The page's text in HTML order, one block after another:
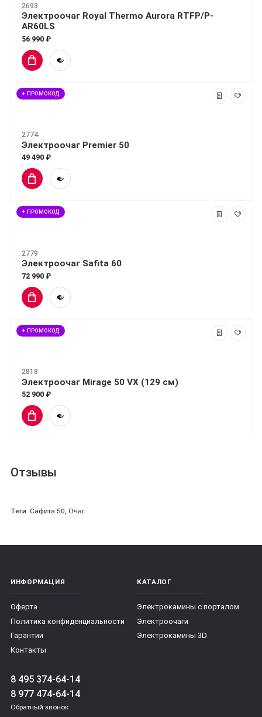
2693
Электроочаг Royal Thermo Aurora RTFP/P-
AR60LS
56 990 ₽
+ ПРОМОКОД
2774
Электроочаг Premier 50
49 490 ₽
+ ПРОМОКОД
2779
Электроочаг Safita 60
72 990 ₽
+ ПРОМОКОД
2818
Электроочаг Mirage 50 VX (129 см)
52 900 ₽
Отзывы
Теги: Сафита 50, Очаг
ИНФОРМАЦИЯ
Оферта
Политика конфиденциальности
Гарантии
Контакты
КАТАЛОГ
Электрокамины с порталом
Электроочаги
Электрокамины 3D
8 495 374-64-14
8 977 474-64-14
Обратный звонок